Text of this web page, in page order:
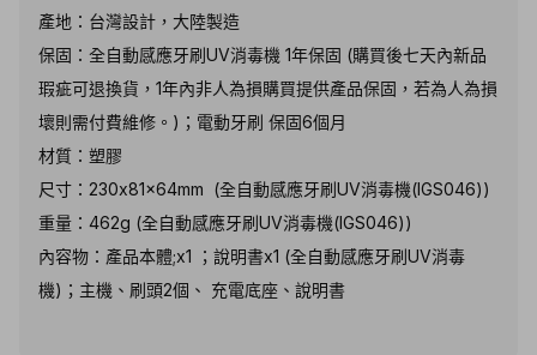
產地：台灣設計，大陸製造
保固：全自動感應牙刷UV消毒機 1年保固 (購買後七天內新品
瑕疵可退換貨，1年內非人為損購買提供產品保固，若為人為損
壞則需付費維修。)；電動牙刷 保固6個月
材質：塑膠
尺寸：230x81x64mm (全自動感應牙刷UV消毒機(IGS046))
重量：462g (全自動感應牙刷UV消毒機(IGS046))
內容物：產品本體;x1 ；說明書x1 (全自動感應牙刷UV消毒
機)；主機、刷頭2個、 充電底座、說明書